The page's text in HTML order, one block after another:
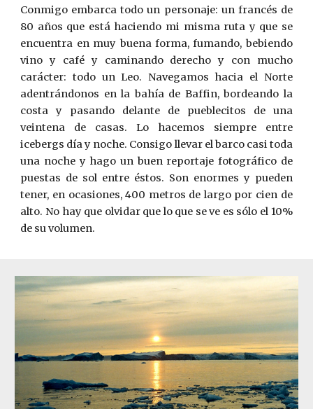
Conmigo embarca todo un personaje: un francés de
80 años que estáhaciendo mi misma ruta y que se
encuentra en muy buena forma, fumando, bebiendo
vino y café y caminando derecho y con mucho
carácter: todo un Leo. Navegamos hacia el Norte
adentrándonos en la bahía de Baffin, bordeando la
costa y pasando delante de pueblecitos de una
veintena de casas. Lo hacemos siempre entre
icebergs día y noche. Consigo llevar el barco casi toda
una noche y hago un buen reportaje fotográfico de
puestas de sol entre éstos. Son enormes y pueden
tener, en ocasiones, 400 metros de largo por cien de
alto. No hay que olvidar que lo que se ve es sólo el 10%
de su volumen.